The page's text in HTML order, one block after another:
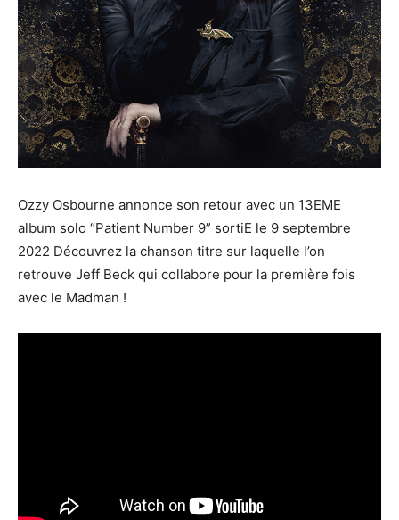
Ozzy Osbourne annonce son retour avec un 13EME
album solo “Patient Number 9” sortiE le 9 septembre
2022 Découvrez la chanson titre sur laquelle l’on
retrouve Jeff Beck qui collabore pour la première fois
avec le Madman !